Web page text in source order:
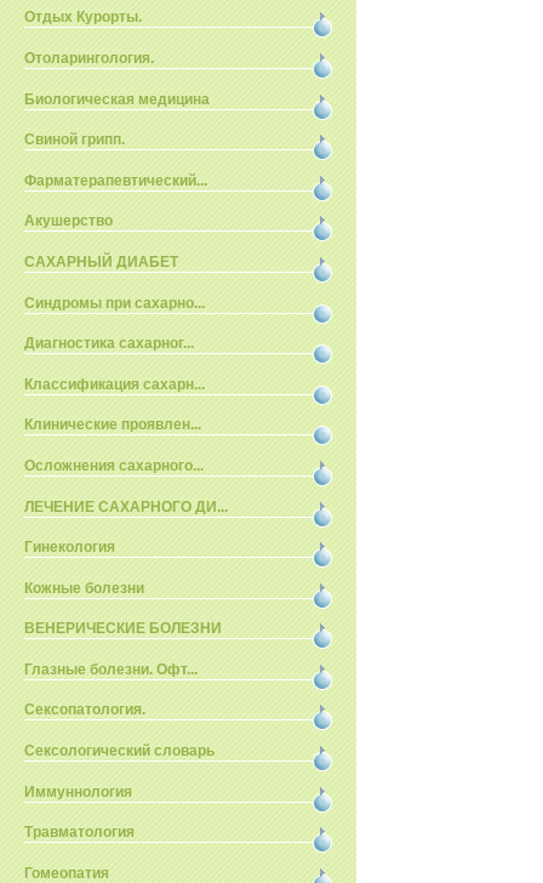
Отдых Курорты.
Отоларингология.
Биологическая медицина
Свиной грипп.
Фарматерапевтический...
Акушерство
САХАРНЫЙ ДИАБЕТ
Синдромы при сахарно...
Диагностика сахарног...
Классификация сахарн...
Клинические проявлен...
Осложнения сахарного...
ЛЕЧЕНИЕ САХАРНОГО ДИ...
Гинекология
Кожные болезни
ВЕНЕРИЧЕСКИЕ БОЛЕЗНИ
Глазные болезни. Офт...
Сексопатология.
Сексологический словарь
Иммуннология
Травматология
Гомеопатия